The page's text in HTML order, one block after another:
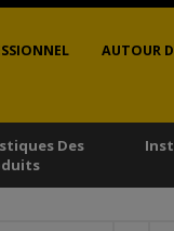
AUTOUR
Des